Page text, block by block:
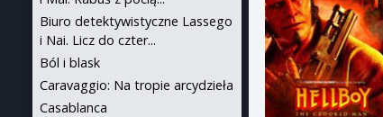
Biuro detektywistyczne Lassego
i Nai. Licz do czter...
Ból i blask
Caravaggio: Na tropie arcydzieła
Casablanca